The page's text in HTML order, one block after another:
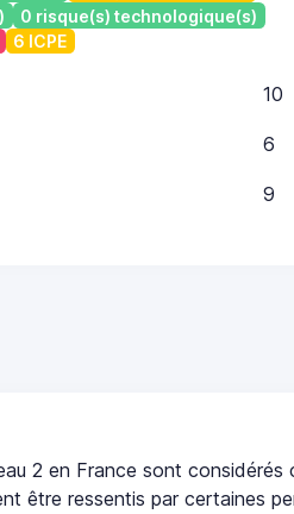
0 risque(s) technologique(s)
6 ICPE
10
6
9
2 en France sont considérés
être ressentis par certaines